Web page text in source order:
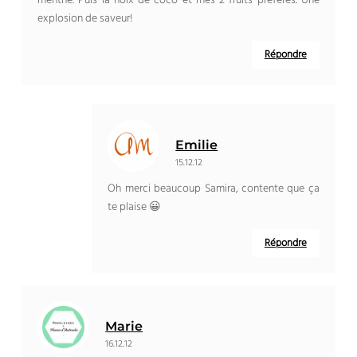
explosion de saveur!
Répondre
Emilie
15.12.12
Oh merci beaucoup Samira, contente que ça
te plaise 😀
Répondre
Marie
16.12.12